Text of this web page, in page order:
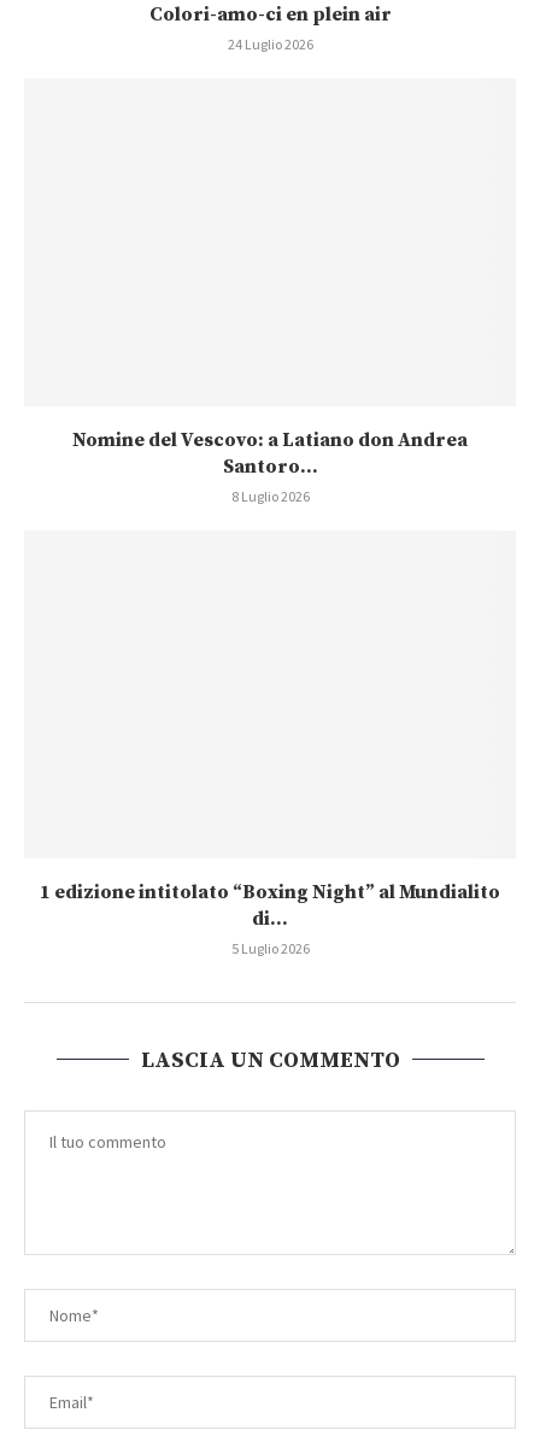
Colori-amo-ci en plein air
24 Luglio 2026
Nomine del Vescovo: a Latiano don Andrea
Santoro...
8 Luglio 2026
1 edizione intitolato “Boxing Night” al Mundialito
di...
5 Luglio 2026
LASCIA UN COMMENTO